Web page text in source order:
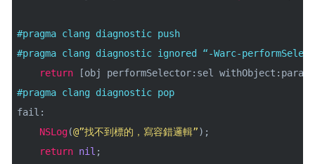
#pragma clang diagnostic push
#pragma clang diagnostic ignored “-Warc-
return [obj performSelector:sel
#pragma clang diagnostic pop
fail:
NSLog(@”找不到標的，寫容錯邏輯”);
return nil ;